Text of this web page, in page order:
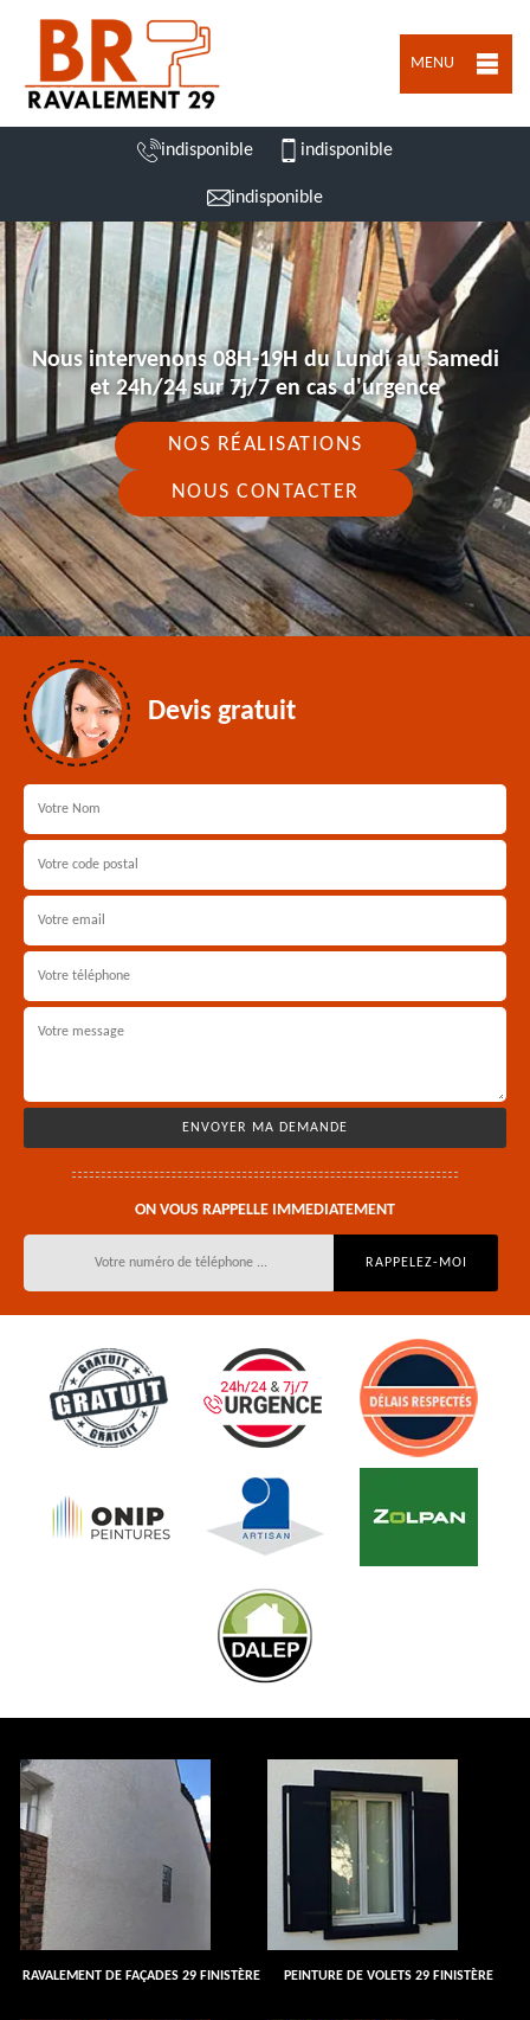
MENU
indisponible indisponible
indisponible
Nous intervenons 08H-19H du Lundi au Samedi
et 24h/24 sur 7j/7 en cas d'urgence
NOS RÉALISATIONS
NOUS CONTACTER
Devis gratuit
ON VOUS RAPPELLE IMMEDIATEMENT
RAVALEMENT DE FAÇADES 29 FINISTÈRE PEINTURE DE VOLETS 29 FINISTÈRE